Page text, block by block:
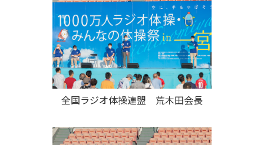
全国ラジオ体操連盟 荒木田会長